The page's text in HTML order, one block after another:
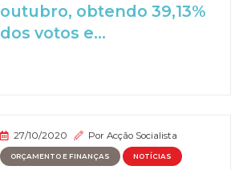
outubro, obtendo 39,13%
dos votos e...
27/10/2020 PorAcção Socialista
ORÇAMENTO E FINANÇAS NOTÍCIAS